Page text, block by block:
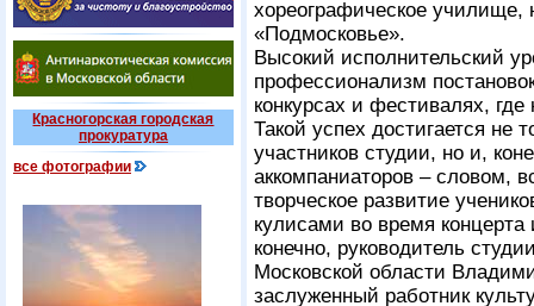
Красногорская городская
прокуратура
все фотографии
хореографическое училище,
«Подмосковье».
Высокий исполнительский
профессионализм
конкурсах и фестивалях,
Такой успех достигается не
участников студии, но и,
аккомпаниаторов – словом,
творческое развитие
кулисами во время
конечно, руководитель
Московской области
заслуженный работник